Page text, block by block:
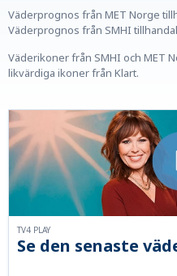
Väderprognos från MET Norge
Väderprognos från SMHI
Väderikoner från SMHI och MET
likvärdiga ikoner från Klart.
Se den senaste
TV4 PLAY